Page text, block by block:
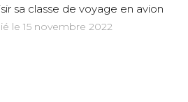
sa classe de voyage en avion
le 15 novembre 2022